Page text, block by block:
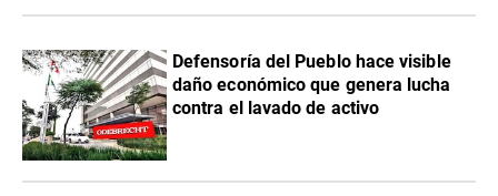
Defensoría del Pueblo hace visible
daño económico que genera lucha
contra el lavado de activo